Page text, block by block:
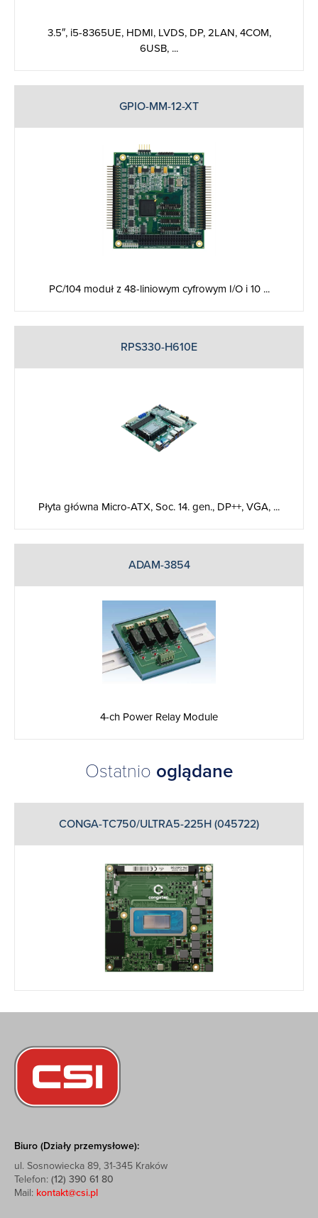
3.5″, i5-8365UE, HDMI, LVDS, DP, 2LAN, 4COM,
6USB, ...
GPIO-MM-12-XT
PC/104 moduł z 48-liniowym cyfrowym I/O i 10 ...
RPS330-H610E
Płyta główna Micro-ATX, Soc. 14. gen., DP++, VGA, ...
ADAM-3854
4-ch Power Relay Module
Ostatnio oglądane
CONGA-TC750/ULTRA5-225H (045722)
Biuro (Działy przemysłowe):
ul. Sosnowiecka 89, 31-345 Kraków
Telefon: (12) 390 61 80
Mail: kontakt@csi.pl